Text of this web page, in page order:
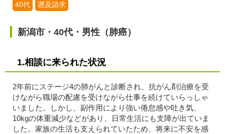
40代 遡及請求
新潟市・40代・男性（肺癌）
1.相談に来られた状況
2年前にステージ4の肺がんと診断され、抗がん剤治療を受
けながら職場の配慮を受けながら仕事を続けていらっしゃ
いました。しかし、副作用により強い倦怠感や吐き気、
10kgの体重減少などがあり、日常生活にも支障が出ていま
した。家族の生活も支えられていたため、将来に不安を感